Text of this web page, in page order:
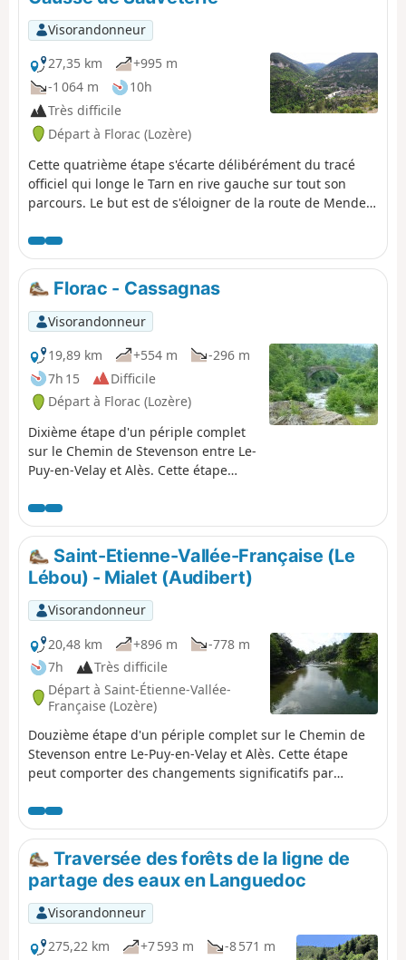
Visorandonneur
27,35 km
+995 m
-1 064 m
10h
Très difficile
Départ à Florac (Lozère)
Cette quatrième étape s'écarte délibérément du tracé
officiel qui longe le Tarn en rive gauche sur tout son
parcours. Le but est de s'éloigner de la route de Mende
droite jusqu'à Ispagnac. Ce tracé visite la pointe du
Causse Méjean jusqu'à Quézac avant de passer en rive
droite pour grimper rejoindre le GRP® Causse du
Sauveterre et redescendre vers Sainte-Énimie.
Florac - Cassagnas
Visorandonneur
19,89 km
+554 m
-296 m
7h 15
Difficile
Départ à Florac (Lozère)
Dixième étape d'un périple complet
sur le Chemin de Stevenson entre Le-
Puy-en-Velay et Alès. Cette étape
significatifs par rapport au fléchage
du GR®70. Cette étape suit
essentiellement la vallée de la
Mimente avant que celle-ci ne vienne
se jeter dans le Tarnon à Florac.
Saint-Etienne-Vallée-Française (Le
Lébou) - Mialet (Audibert)
Visorandonneur
20,48 km
+896 m
-778 m
7h
Très difficile
Départ à Saint-Étienne-Vallée-
Française (Lozère)
Douzième étape d'un périple complet sur le Chemin de
Stevenson entre Le-Puy-en-Velay et Alès. Cette étape
peut comporter des changements significatifs par
plusieurs vallées parmi les gardons.
Traversée des forêts de la ligne de
partage des eaux en Languedoc
Visorandonneur
275,22 km
+7 593 m
-8 571 m